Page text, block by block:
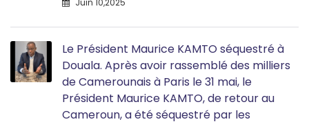
Le Président Maurice KAMTO séquestré à
Douala. Après avoir rassemblé des milliers
de Camerounais à Paris le 31 mai, le
Président Maurice KAMTO, de retour au
Cameroun, a été séquestré par les